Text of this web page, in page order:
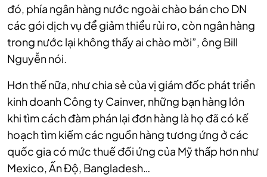
đó, phía ngân hàng nước ngoài chào bán cho DN
các gói dịch vụ để giảm thiểu rủi ro, còn ngân hàng
trong nước lại không thấy ai chào mời”, ông Bill
Nguyễn nói.
Hơn thế nữa, như chia sẻ của vị giám đốc phát triển
kinh doanh Công ty Cainver, những bạn hàng lớn
khi tìm cách đàm phán lại đơn hàng là họ đã có kế
hoạch tìm kiếm các nguồn hàng tương ứng ở các
quốc gia có mức thuế đối ứng của Mỹ thấp hơn như
Mexico, Ấn Độ, Bangladesh…